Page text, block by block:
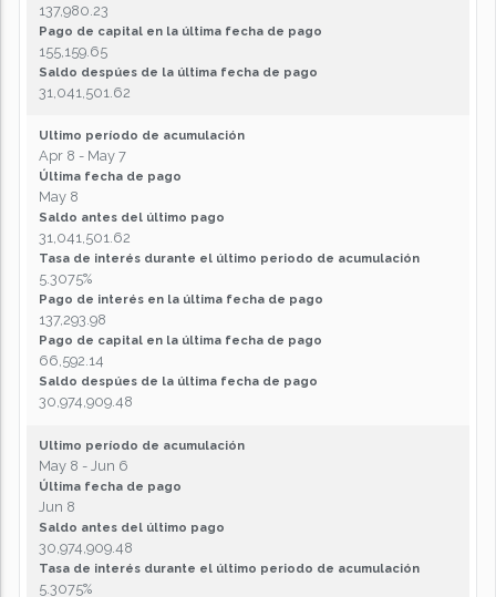
137,980.23
Pago de capital en la última fecha de pago
155,159.65
Saldo despúes de la última fecha de pago
31,041,501.62
Ultimo período de acumulación
Apr 8 - May 7
Última fecha de pago
May 8
Saldo antes del último pago
31,041,501.62
Tasa de interés durante el último periodo de acumulación
5.3075%
Pago de interés en la última fecha de pago
137,293.98
Pago de capital en la última fecha de pago
66,592.14
Saldo despúes de la última fecha de pago
30,974,909.48
Ultimo período de acumulación
May 8 - Jun 6
Última fecha de pago
Jun 8
Saldo antes del último pago
30,974,909.48
Tasa de interés durante el último periodo de acumulación
5.3075%